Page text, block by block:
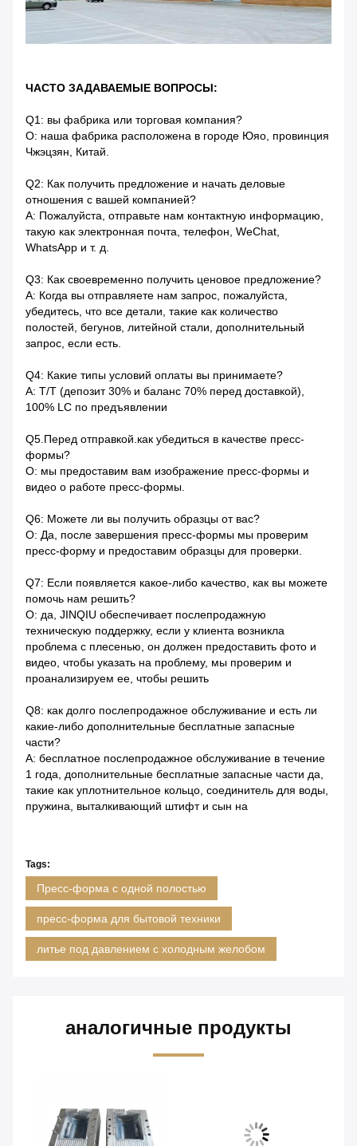
ЧАСТО ЗАДАВАЕМЫЕ ВОПРОСЫ:
Q1: вы фабрика или торговая компания?
О: наша фабрика расположена в городе Юяо, провинция
Чжэцзян, Китай.
Q2: Как получить предложение и начать деловые
отношения с вашей компанией?
A: Пожалуйста, отправьте нам контактную информацию,
такую ​​как электронная почта, телефон, WeChat,
WhatsApp и т. д.
Q3: Как своевременно получить ценовое предложение?
A: Когда вы отправляете нам запрос, пожалуйста,
убедитесь, что все детали, такие как количество
полостей, бегунов, литейной стали, дополнительный
запрос, если есть.
Q4: Какие типы условий оплаты вы принимаете?
A: T/T (депозит 30% и баланс 70% перед доставкой),
100% LC по предъявлении
Q5.Перед отправкой.как убедиться в качестве пресс-
формы?
О: мы предоставим вам изображение пресс-формы и
видео о работе пресс-формы.
Q6: Можете ли вы получить образцы от вас?
О: Да, после завершения пресс-формы мы проверим
пресс-форму и предоставим образцы для проверки.
Q7: Если появляется какое-либо качество, как вы можете
помочь нам решить?
О: да, JINQIU обеспечивает послепродажную
техническую поддержку, если у клиента возникла
проблема с плесенью, он должен предоставить фото и
видео, чтобы указать на проблему, мы проверим и
проанализируем ее, чтобы решить
Q8: как долго послепродажное обслуживание и есть ли
какие-либо дополнительные бесплатные запасные
части?
A: бесплатное послепродажное обслуживание в течение
1 года, дополнительные бесплатные запасные части да,
такие как уплотнительное кольцо, соединитель для воды,
пружина, выталкивающий штифт и сын на
Tags:
Пресс-форма с одной полостью
пресс-форма для бытовой техники
литье под давлением с холодным желобом
аналогичные продукты